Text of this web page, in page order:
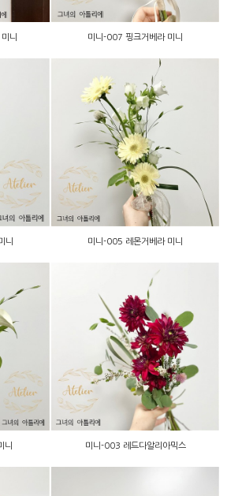
니 미니-007 핑크거베라 미니
미니
니
미니-005 레몬거베라 미니
미니-005 레몬거베라 미니
미니
니
미니-003 레드다알리아믹
스
미니-003 레드다알리아믹스